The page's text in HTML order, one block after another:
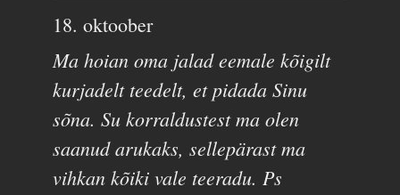
18. oktoober
Ma hoian oma jalad eemale kõigilt
kurjadelt teedelt, et pidada Sinu
sõna. Su korraldustest ma olen
saanud arukaks, sellepärast ma
vihkan kõiki vale teeradu. Ps